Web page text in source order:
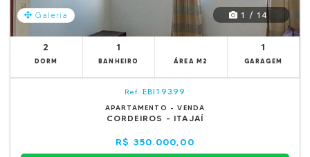
Galeria 1 / 14
2
DORM
1
BANHEIRO ÁREA M2
1
GARAGEM
Ref. EBI19399
APARTAMENTO - VENDA
CORDEIROS - ITAJAÍ
R$ 350.000,00